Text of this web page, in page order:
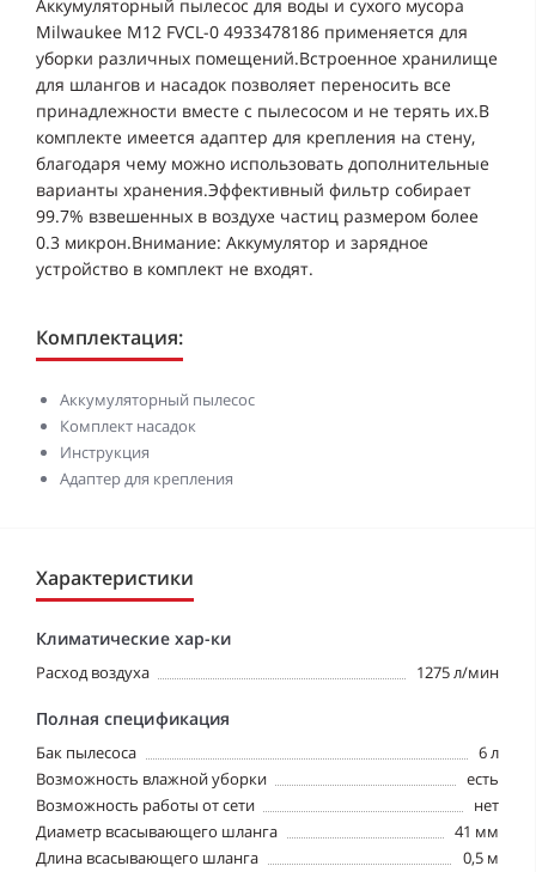
Аккумуляторный пылесос для воды и сухого мусора
Milwaukee M12 FVCL-0 4933478186 применяется для
уборки различных помещений.Встроенное хранилище
для шлангов и насадок позволяет переносить все
принадлежности вместе с пылесосом и не терять их.В
комплекте имеется адаптер для крепления на стену,
благодаря чему можно использовать дополнительные
варианты хранения.Эффективный фильтр собирает
99.7% взвешенных в воздухе частиц размером более
0.3 микрон.Внимание: Аккумулятор и зарядное
устройство в комплект не входят.
Комплектация:
Аккумуляторный пылесос
Комплект насадок
Инструкция
Адаптер для крепления
Характеристики
Климатические хар-ки
Расход воздуха 1275 л/мин
Полная спецификация
Бак пылесоса
6 л
Возможность влажной уборки
есть
Возможность работы от сети
нет
Диаметр всасывающего шланга
41 мм
Длина всасывающего шланга
0,5 м